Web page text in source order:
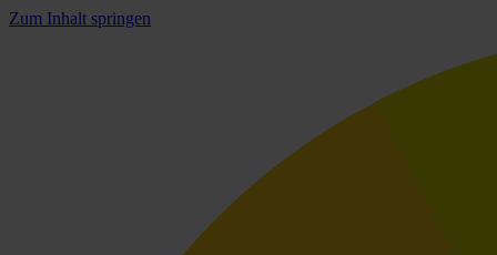
Zum Inhalt springen